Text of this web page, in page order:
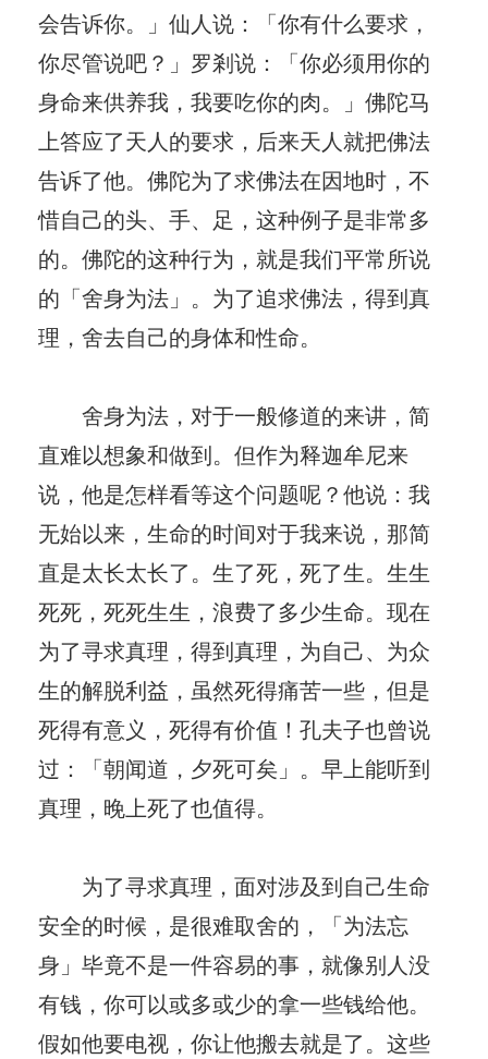
会告诉你。」仙人说：「你有什么要求，
你尽管说吧？」罗剎说：「你必须用你的
身命来供养我，我要吃你的肉。」佛陀马
上答应了天人的要求，后来天人就把佛法
告诉了他。佛陀为了求佛法在因地时，不
惜自己的头、手、足，这种例子是非常多
的。佛陀的这种行为，就是我们平常所说
的「舍身为法」。为了追求佛法，得到真
理，舍去自己的身体和性命。
舍身为法，对于一般修道的来讲，简
直难以想象和做到。但作为释迦牟尼来
说，他是怎样看等这个问题呢？他说：我
无始以来，生命的时间对于我来说，那简
直是太长太长了。生了死，死了生。生生
死死，死死生生，浪费了多少生命。现在
为了寻求真理，得到真理，为自己、为众
生的解脱利益，虽然死得痛苦一些，但是
死得有意义，死得有价值！孔夫子也曾说
过：「朝闻道，夕死可矣」。早上能听到
真理，晚上死了也值得。
为了寻求真理，面对涉及到自己生命
安全的时候，是很难取舍的，「为法忘
身」毕竟不是一件容易的事，就像别人没
有钱，你可以或多或少的拿一些钱给他。
假如他要电视，你让他搬去就是了。这些